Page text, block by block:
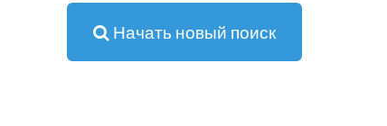
Начать новый поиск